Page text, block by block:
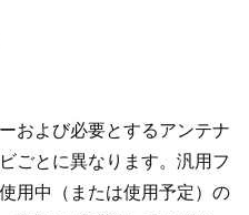
および必要とするアンテナ
ごとに異なります。汎用フ
用中（または使用予定）の